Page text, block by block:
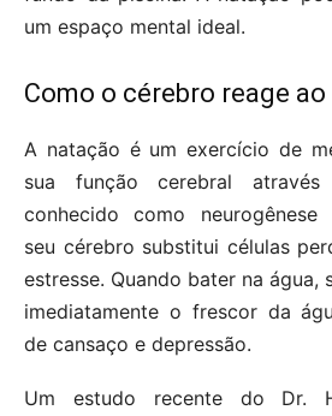
um espaço mental ideal.
Como o cérebro reage ao
A natação é um exercício de
sua função cerebral
conhecido como neurogênese
seu cérebro substitui células
estresse. Quando bater na água,
imediatamente o frescor da
de cansaço e depressão.
Um estudo recente do Dr.